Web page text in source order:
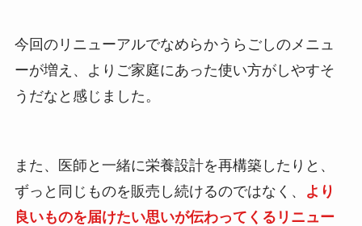
今回のリニューアルでなめらかうらごしのメニュ
ーが増え、よりご家庭にあった使い方がしやすそ
うだなと感じました。
また、医師と一緒に栄養設計を再構築したりと、
ずっと同じものを販売し続けるのではなく、
より
良いものを届けたい思いが伝わってくるリニュー